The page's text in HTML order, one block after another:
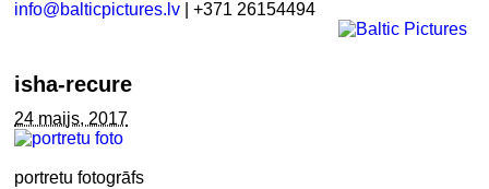
info@balticpictures.lv | +371 26154494
isha-recure
24 maijs, 2017
portretu fotogrāfs